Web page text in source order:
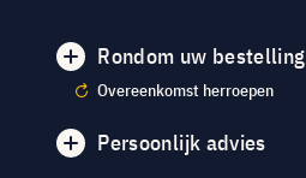
Rondom uw bestelling
Overeenkomst herroepen
Persoonlijk advies